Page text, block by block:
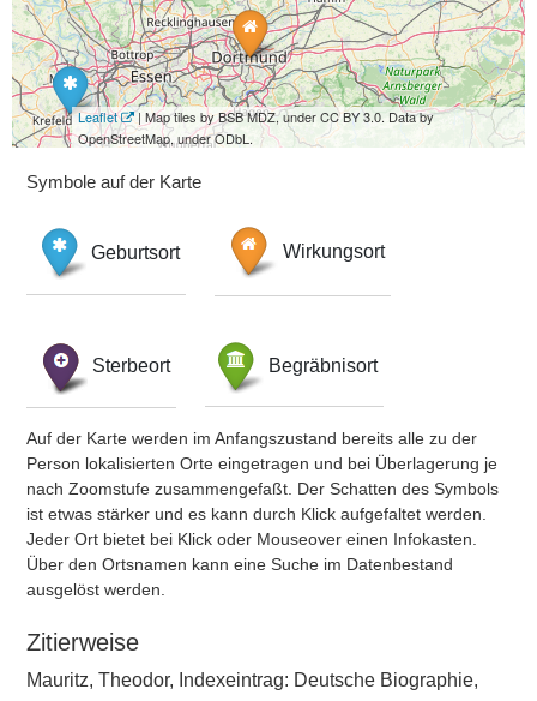
Leaflet
| Map tiles by BSB MDZ, under CC BY 3.0. Data by
OpenStreetMap, under ODbL.
Symbole auf der Karte
Geburtsort Wirkungsort
Sterbeort Begräbnisort
Auf der Karte werden im Anfangszustand bereits alle zu der
Person lokalisierten Orte eingetragen und bei Überlagerung je
nach Zoomstufe zusammengefaßt. Der Schatten des Symbols
ist etwas stärker und es kann durch Klick aufgefaltet werden.
Jeder Ort bietet bei Klick oder Mouseover einen Infokasten.
Über den Ortsnamen kann eine Suche im Datenbestand
ausgelöst werden.
Zitierweise
Mauritz, Theodor, Indexeintrag: Deutsche Biographie,